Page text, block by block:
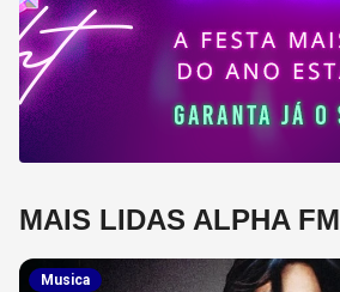
MAIS LIDAS ALPHA FM
Musica